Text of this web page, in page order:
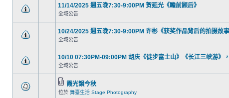
11/14/2025 週五晚7:30-9:00PM 贺延光《瞻前顾后》
全域公告
10/24/2025 週五晚7:30-9:00PM 许彬《获奖作品背后的拍摄故事
全域公告
10/10 07:30PM-09:00PM 胡庆《徒步富士山》《长江三峡游》
全域公告
霞光韻今秋
位於 舞臺生活 Stage Photography